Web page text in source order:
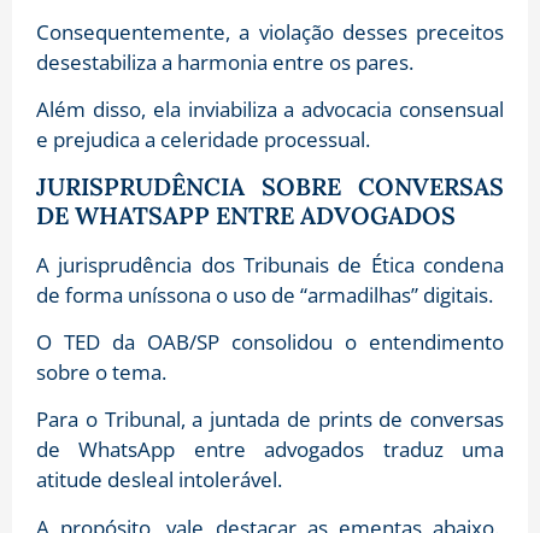
Consequentemente, a violação desses preceitos
desestabiliza a harmonia entre os pares.
Além disso, ela inviabiliza a advocacia consensual
e prejudica a celeridade processual.
JURISPRUDÊNCIA SOBRE CONVERSAS
DE WHATSAPP ENTRE ADVOGADOS
A jurisprudência dos Tribunais de Ética condena
de forma uníssona o uso de “armadilhas” digitais.
O TED da OAB/SP consolidou o entendimento
sobre o tema.
Para o Tribunal, a juntada de prints de conversas
de WhatsApp entre advogados traduz uma
atitude desleal intolerável.
A propósito, vale destacar as ementas abaixo.